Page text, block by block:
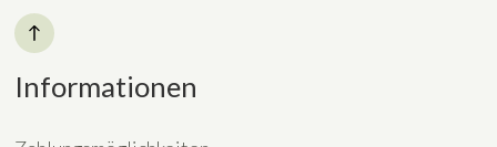
Informationen